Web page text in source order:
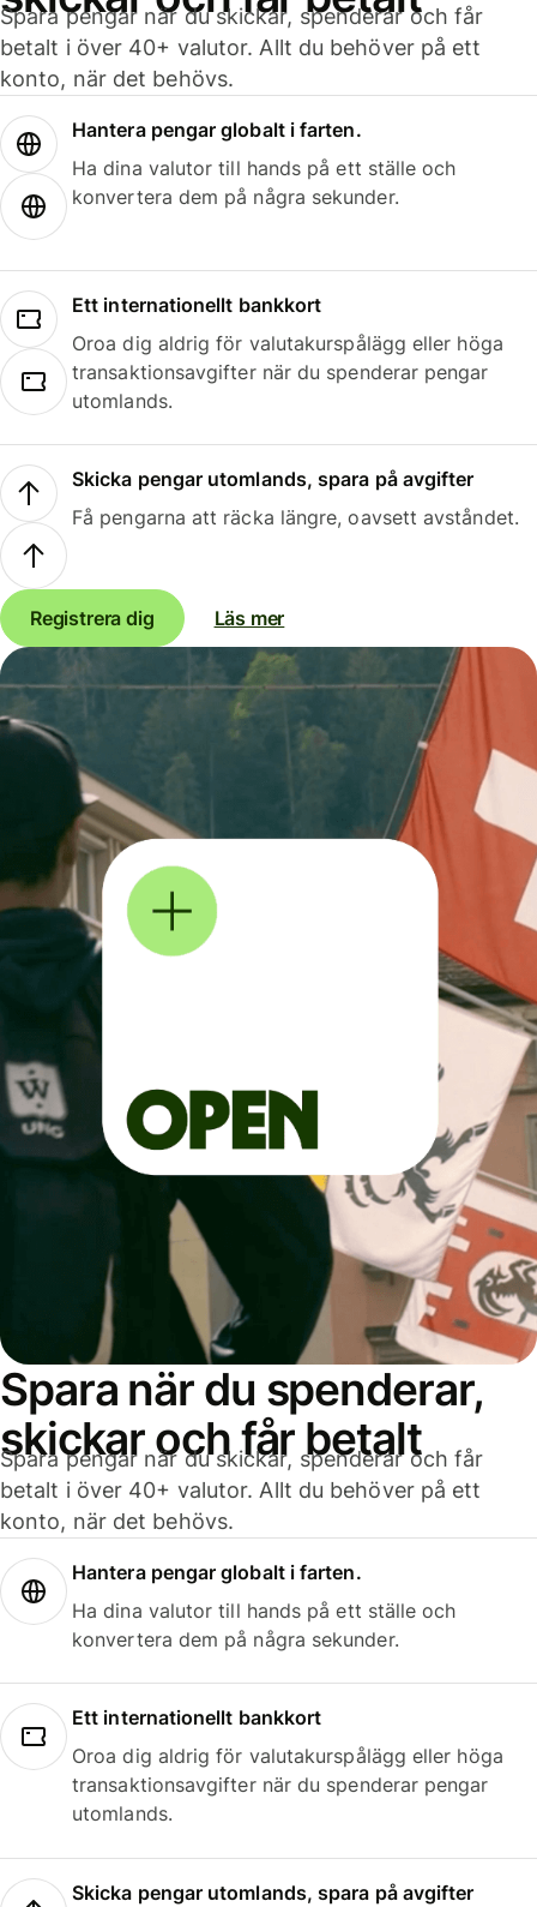
Spara pengar när du skickar, spenderar och får
betalt i över 40+ valutor. Allt du behöver på ett
konto, när det behövs.
Hantera pengar globalt i farten.
Ha dina valutor till hands på ett ställe och
konvertera dem på några sekunder.
Ett internationellt bankkort
Oroa dig aldrig för valutakurspålägg eller höga
transaktionsavgifter när du spenderar pengar
utomlands.
Skicka pengar utomlands, spara på avgifter
Få pengarna att räcka längre, oavsett avståndet.
Registrera dig Läs mer
Spara när du spenderar,
skickar och får betalt
Spara pengar när du skickar, spenderar och får
betalt i över 40+ valutor. Allt du behöver på ett
konto, när det behövs.
Hantera pengar globalt i farten.
Ha dina valutor till hands på ett ställe och
konvertera dem på några sekunder.
Ett internationellt bankkort
Oroa dig aldrig för valutakurspålägg eller höga
transaktionsavgifter när du spenderar pengar
utomlands.
Skicka pengar utomlands, spara på avgifter